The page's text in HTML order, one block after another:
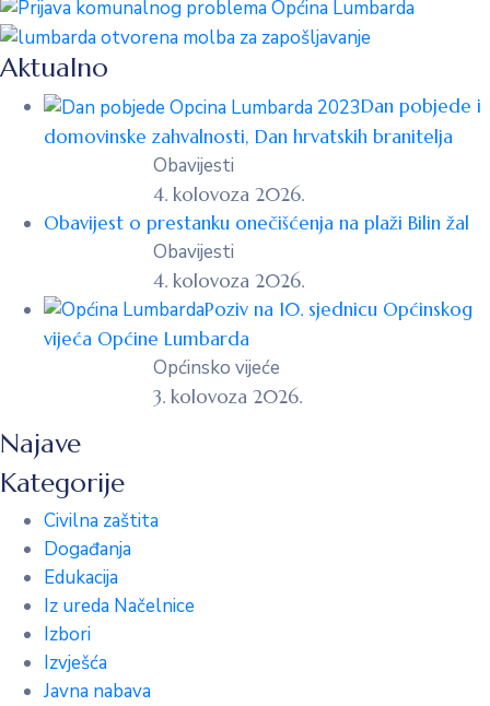
Aktualno
Dan pobjede i
domovinske zahvalnosti, Dan hrvatskih branitelja
Obavijesti
4. kolovoza 2026.
Obavijest o prestanku onečišćenja na plaži Bilin žal
Obavijesti
4. kolovoza 2026.
Poziv na 10. sjednicu Općinskog
vijeća Općine Lumbarda
Općinsko vijeće
3. kolovoza 2026.
Najave
Kategorije
Civilna zaštita
Događanja
Edukacija
Iz ureda Načelnice
Izbori
Izvješća
Javna nabava